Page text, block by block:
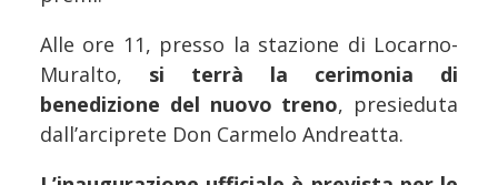
Alle ore 11, presso la stazione di Locarno-
Muralto, si terrà la cerimonia di
benedizione del nuovo treno, presieduta
dall’arciprete Don Carmelo Andreatta.